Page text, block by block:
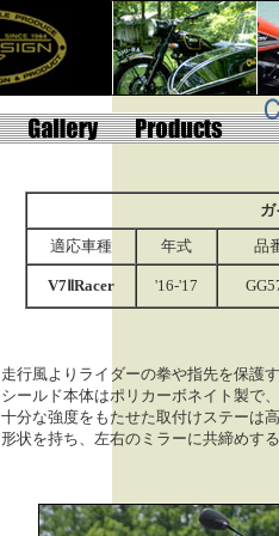
適応車種
年式 品
V7ⅡRacer '16-'17
走行風よりライダーの拳や指先を保護
シールド本体はポリカーボネイト製で
十分な強度をもたせた取付けステーは
形状を持ち、左右のミラーに共締めす